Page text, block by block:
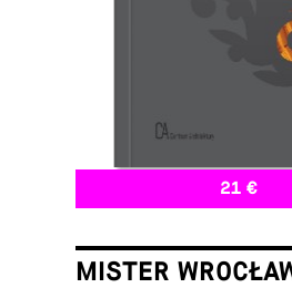
21 €
MISTER